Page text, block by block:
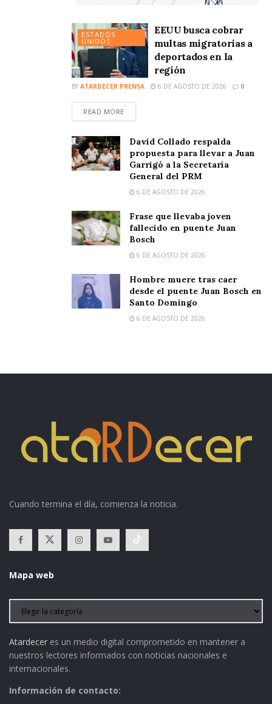
ESTADOS
UNIDOS
EEUU busca cobrar
multas migratorias a
deportados en la
región
BY ATARDECER PRENSA 6 DE AGOSTO DE 2026 0
READ MORE
David Collado respalda
propuesta para llevar a Juan
Garrigó a la Secretaría
General del PRM
6 DE AGOSTO DE 2026
Frase que llevaba joven
fallecido en puente Juan
Bosch
6 DE AGOSTO DE 2026
Hombre muere tras caer
desde el puente Juan Bosch en
Santo Domingo
6 DE AGOSTO DE 2026
Cuando termina el día, comienza la noticia.
Mapa web
Atardecer es un medio digital comprometido en mantener a
nuestros lectores informados con noticias nacionales e
internacionales.
Información de contacto: